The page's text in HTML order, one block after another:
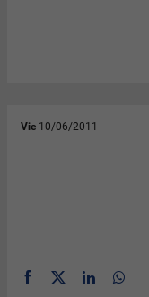
Vie 10/06/2011